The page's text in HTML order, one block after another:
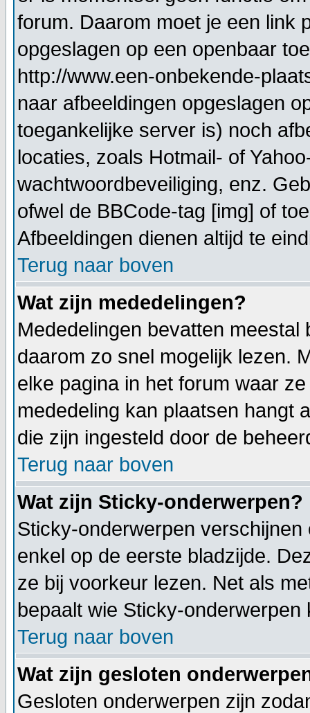
forum. Daarom moet je een link
opgeslagen op een openbaar
http://www.een-onbekende-
naar afbeeldingen opgeslagen
toegankelijke server is) noch
locaties, zoals Hotmail- of
wachtwoordbeveiliging, enz.
ofwel de BBCode-tag [img] of
Afbeeldingen dienen altijd te
Terug naar boven
Wat zijn mededelingen?
Mededelingen bevatten
daarom zo snel mogelijk lezen.
elke pagina in het forum waar
mededeling kan plaatsen hangt
die zijn ingesteld door de
Terug naar boven
Wat zijn Sticky-onderwerpen?
Sticky-onderwerpen
enkel op de eerste bladzijde.
ze bij voorkeur lezen. Net als
bepaalt wie Sticky-
Terug naar boven
Wat zijn gesloten
Gesloten onderwerpen zijn